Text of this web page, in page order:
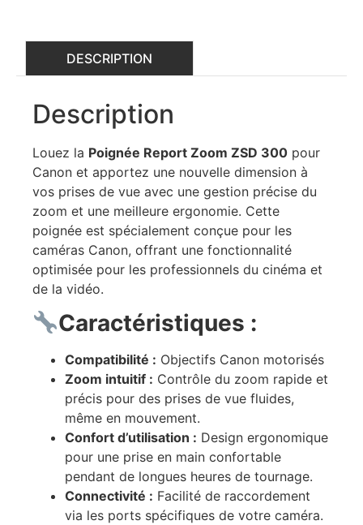
DESCRIPTION
Description
Louez la Poignée Report Zoom ZSD 300 pour
Canon et apportez une nouvelle dimension à
vos prises de vue avec une gestion précise du
zoom et une meilleure ergonomie. Cette
poignée est spécialement conçue pour les
caméras Canon, offrant une fonctionnalité
optimisée pour les professionnels du cinéma et
de la vidéo.
Caractéristiques :
Compatibilité : Objectifs Canon motorisés
Zoom intuitif : Contrôle du zoom rapide et
précis pour des prises de vue fluides,
même en mouvement.
Confort d’utilisation : Design ergonomique
pour une prise en main confortable
pendant de longues heures de tournage.
Connectivité : Facilité de raccordement
via les ports spécifiques de votre caméra.